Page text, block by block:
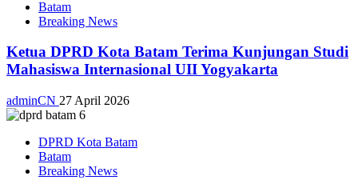
Batam
Breaking News
Ketua DPRD Kota Batam Terima Kunjungan Studi
Mahasiswa Internasional UII Yogyakarta
adminCN 27 April 2026
DPRD Kota Batam
Batam
Breaking News